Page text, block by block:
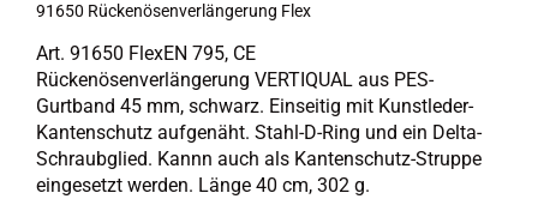
91650 Rü­ckenö­sen­ver­län­ge­rung Flex
Art. 91650 Fle­xEN 795, CE
Rü­ckenö­sen­ver­län­ge­rung VER­TI­QUAL aus PES-​
Gurtband 45 mm, schwarz. Ein­sei­tig mit Kunstleder-​
Kantenschutz auf­ge­näht. Stahl-​D-Ring und ein Delta-​
Schraubglied. Kannn auch als Kantenschutz-​Struppe
ein­ge­setzt wer­den. Länge 40 cm, 302 g.